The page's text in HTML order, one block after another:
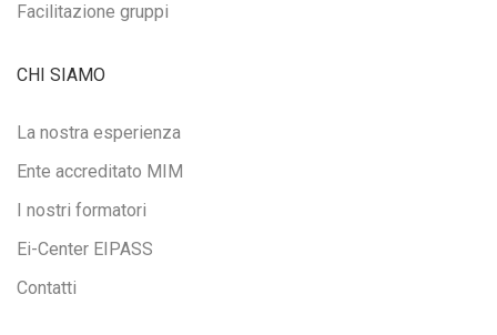
Facilitazione gruppi
CHI SIAMO
La nostra esperienza
Ente accreditato MIM
I nostri formatori
Ei-Center EIPASS
Contatti